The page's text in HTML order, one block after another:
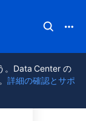
。Data Center の
詳細の確認とサポ